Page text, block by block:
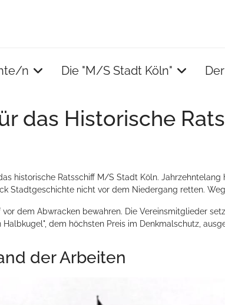
n Die "M/S Stadt Köln"
das Historische
historische Ratsschiff M/S Stadt Köln.
Stadtgeschichte nicht vor dem Niedergang retten.
dem Abwracken bewahren. Die Vereinsmitglieder
dem höchsten Preis im Denkmalschutz,
der Arbeiten